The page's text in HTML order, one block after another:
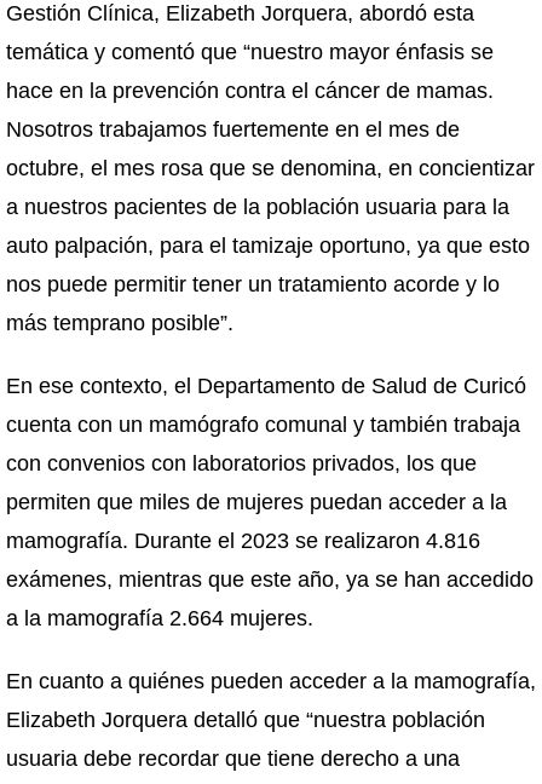
Gestión Clínica, Elizabeth Jorquera, abordó esta
temática y comentó que “nuestro mayor énfasis se
hace en la prevención contra el cáncer de mamas.
Nosotros trabajamos fuertemente en el mes de
octubre, el mes rosa que se denomina, en concientizar
a nuestros pacientes de la población usuaria para la
auto palpación, para el tamizaje oportuno, ya que esto
nos puede permitir tener un tratamiento acorde y lo
más temprano posible”.
En ese contexto, el Departamento de Salud de Curicó
cuenta con un mamógrafo comunal y también trabaja
con convenios con laboratorios privados, los que
permiten que miles de mujeres puedan acceder a la
mamografía. Durante el 2023 se realizaron 4.816
exámenes, mientras que este año, ya se han accedido
a la mamografía 2.664 mujeres.
En cuanto a quiénes pueden acceder a la mamografía,
Elizabeth Jorquera detalló que “nuestra población
usuaria debe recordar que tiene derecho a una